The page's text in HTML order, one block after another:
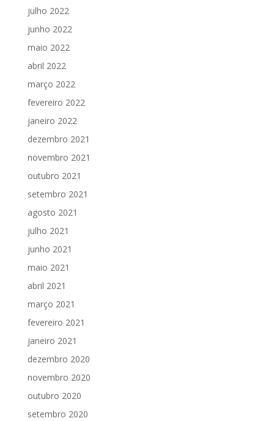
julho 2022
junho 2022
maio 2022
abril 2022
março 2022
fevereiro 2022
janeiro 2022
dezembro 2021
novembro 2021
outubro 2021
setembro 2021
agosto 2021
julho 2021
junho 2021
maio 2021
abril 2021
março 2021
fevereiro 2021
janeiro 2021
dezembro 2020
novembro 2020
outubro 2020
setembro 2020